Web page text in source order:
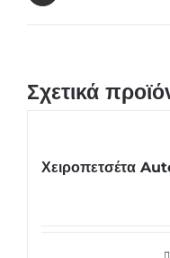
Σχετικά
Χειροπετσέτα